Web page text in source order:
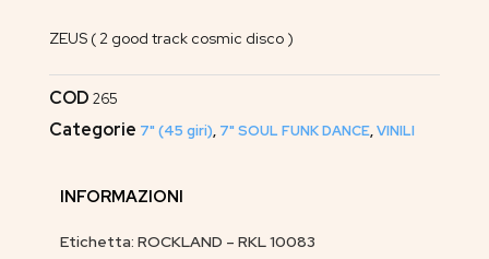
ZEUS ( 2 good track cosmic disco )
COD 265
Categorie 7" (45 giri), 7" SOUL FUNK DANCE,VINILI
INFORMAZIONI
Etichetta: ROCKLAND – RKL 10083